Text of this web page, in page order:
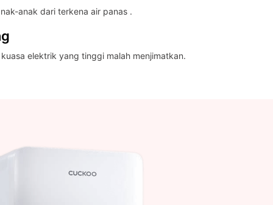
anak dari terkena air panas .
elektrik yang tinggi malah menjimatkan.